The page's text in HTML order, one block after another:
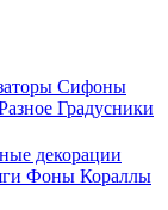
Сифоны
Градусники
декорации
Фоны Кораллы